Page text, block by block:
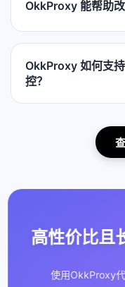
OkkProxy 能帮助改
OkkProxy 如何支
控？
高性价比且
使用OkkProxy